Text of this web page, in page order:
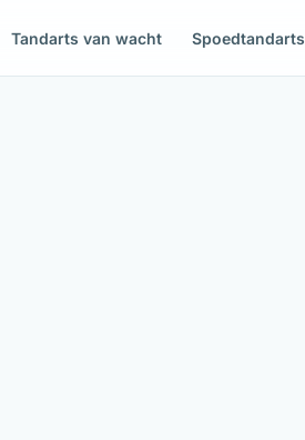
Tandarts van wacht Spoedtandarts